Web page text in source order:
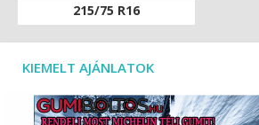
215/75 R16
KIEMELT AJÁNLATOK